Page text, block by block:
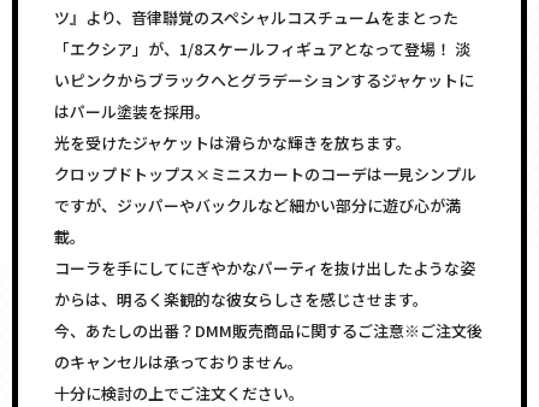
ツ』より、音律聯覚のスペシャルコスチュームをまとった
「エクシア」が、1/8スケールフィギュアとなって登場！ 淡
いピンクからブラックへとグラデーションするジャケットに
はパール塗装を採用。
光を受けたジャケットは滑らかな輝きを放ちます。
クロップドトップス×ミニスカートのコーデは一見シンプル
ですが、ジッパーやバックルなど細かい部分に遊び心が満
載。
コーラを手にしてにぎやかなパーティを抜け出したような姿
からは、明るく楽観的な彼女らしさを感じさせます。
今、あたしの出番？DMM販売商品に関するご注意※ご注文後
のキャンセルは承っておりません。
十分に検討の上でご注文ください。